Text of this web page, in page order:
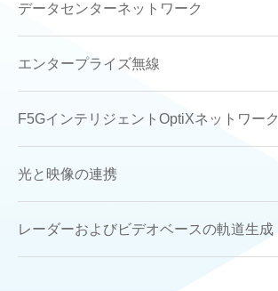
データセンターネットワーク
エンタープライズ無線
F5GインテリジェントOptiXネットワーク
光と映像の連携
レーダーおよびビデオベースの軌道生成